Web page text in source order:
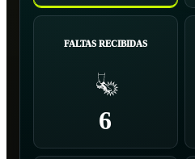
FALTAS RECIBIDAS
6